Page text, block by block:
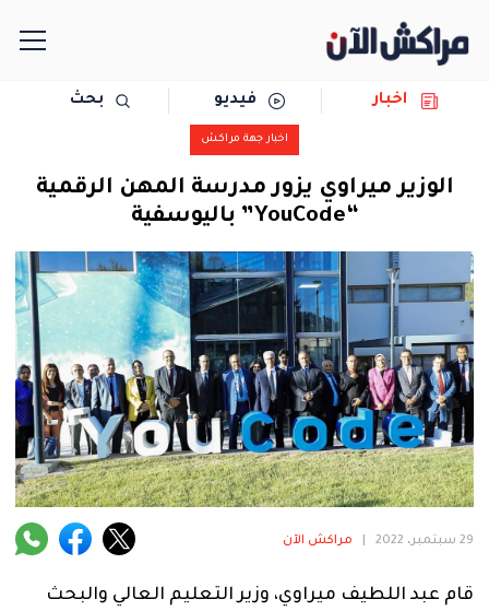
مجتمع
رياضة
حوادث
دولية
المرأة
فنية
منوعة
آراء
اخبار فيديو بحث
اخبار جهة مراكش
الوزير ميراوي يزور مدرسة المهن الرقمية
“YouCode” باليوسفية
29 سبتمبر، 2022 مراكش الآن
قام عبد اللطيف ميراوي، وزير التعليم العالي والبحث